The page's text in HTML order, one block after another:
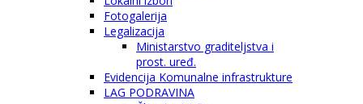
Fotogalerija
Legalizacija
Ministarstvo graditeljstva i
prost. uređ.
Evidencija Komunalne infrastrukture
LAG PODRAVINA